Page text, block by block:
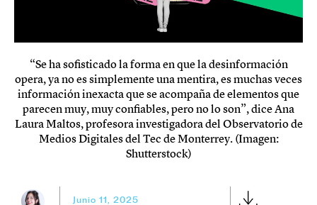
“Se ha sofisticado la forma en que la desinformación
opera, ya no es simplemente una mentira, es muchas veces
información inexacta que se acompaña de elementos que
parecen muy, muy confiables, pero no lo son”, dice Ana
Laura Maltos, profesora investigadora del Observatorio de
Medios Digitales del Tec de Monterrey. (Imagen:
Shutterstock)
Junio 11, 2025